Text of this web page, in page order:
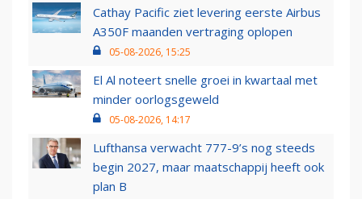
Cathay Pacific ziet levering eerste Airbus
A350F maanden vertraging oplopen
05-08-2026, 15:25
El Al noteert snelle groei in kwartaal met
minder oorlogsgeweld
05-08-2026, 14:17
Lufthansa verwacht 777-9’s nog steeds
begin 2027, maar maatschappij heeft ook
plan B